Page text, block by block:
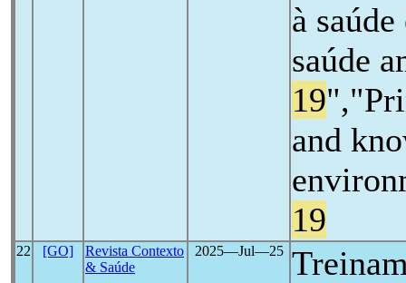
à
saúde
19
and
19
22 [GO]
Revista Contexto
& Saúde
2025―Jul―25